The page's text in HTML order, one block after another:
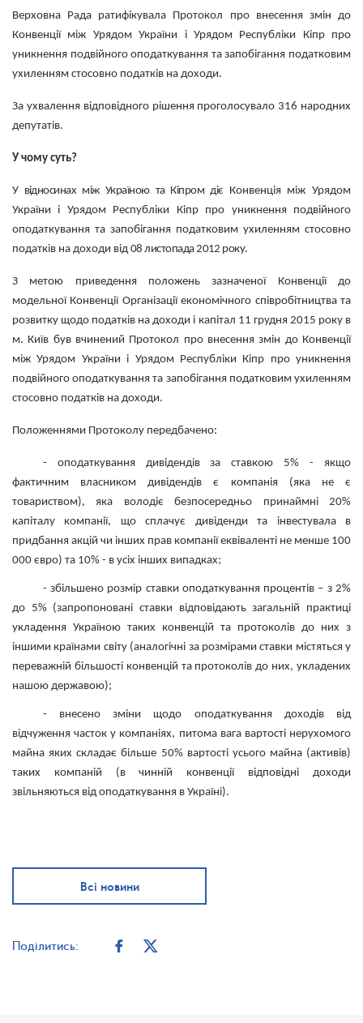
Верховна Рада ратифікувала Протокол про внесення змін до
Конвенції між Урядом України і Урядом Республіки Кіпр про
уникнення подвійного оподаткування та запобігання податковим
ухиленням стосовно податків на доходи.
За ухвалення відповідного рішення проголосувало 316 народних
депутатів.
У чому суть?
У відносинах між Україною та Кіпром діє
Конвенція між Урядом
України і Урядом Республіки Кіпр про уникнення подвійного
оподаткування та запобігання податковим ухиленням стосовно
податків на доходи від08 листопада 2012 року.
З метою приведення положень зазначеної Конвенції до
модельної Конвенції Організації економічного співробітництва та
розвитку щодо податків на доходи і капітал 11 грудня 2015 року в
м. Київ був вчинений Протокол про внесення змін до Конвенції
між Урядом України і Урядом Республіки Кіпр про уникнення
подвійного оподаткування та запобігання податковим ухиленням
стосовно податків на доходи.
Положеннями Протоколу передбачено:
- оподаткування дивідендів за ставкою 5% - якщо
фактичним власником дивідендів є компанія (яка не є
товариством), яка володіє безпосередньо принаймні 20%
капіталу компанії, що сплачує дивіденди та інвестувала в
придбання акцій чи інших прав компанії еквіваленті не менше 100
000 євро) та 10% - в усіх інших випадках;
- збільшено розмір ставки оподаткування процентів – з 2%
до 5% (запропоновані ставки відповідають загальній практиці
укладення Україною таких конвенцій та протоколів до них з
іншими країнами світу (аналогічні за розмірами ставки містяться у
переважній більшості конвенцій та протоколів до них, укладених
нашою державою);
- внесено зміни щодо оподаткування доходів від
відчуження часток у компаніях, питома вага вартості нерухомого
майна яких складає більше 50% вартості усього майна (активів)
таких компаній (в чинній конвенції відповідні доходи
звільняються від оподаткування в Україні).
Всі новини
Поділитись: